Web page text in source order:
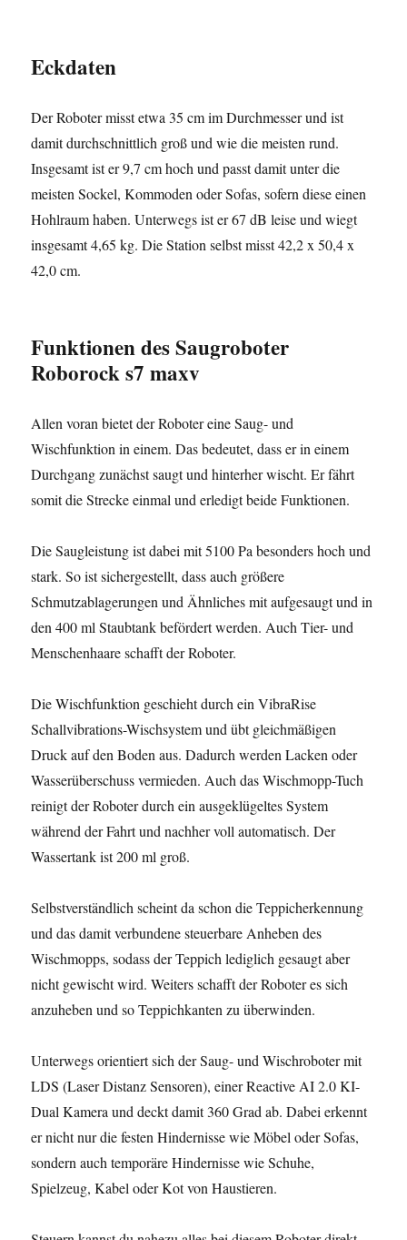
Eckdaten
Der Roboter misst etwa 35 cm im Durchmesser und ist
damit durchschnittlich groß und wie die meisten rund.
Insgesamt ist er 9,7 cm hoch und passt damit unter die
meisten Sockel, Kommoden oder Sofas, sofern diese einen
Hohlraum haben. Unterwegs ist er 67 dB leise und wiegt
insgesamt 4,65 kg. Die Station selbst misst 42,2 x 50,4 x
42,0 cm.
Funktionendes Saugroboter
Roborock s7 maxv
Allen voran bietet der Roboter eine Saug- und
Wischfunktion in einem. Das bedeutet, dass er in einem
Durchgang zunächst saugt und hinterher wischt. Er fährt
somit die Strecke einmal und erledigt beide Funktionen.
Die Saugleistung ist dabei mit 5100 Pa besonders hoch und
stark. So ist sichergestellt, dass auch größere
Schmutzablagerungen und Ähnliches mit aufgesaugt und in
den 400 ml Staubtank befördert werden. Auch Tier- und
Menschenhaare schafft der Roboter.
Die Wischfunktion geschieht durch ein VibraRise
Schallvibrations-Wischsystem und übt gleichmäßigen
Druck auf den Boden aus. Dadurch werden Lacken oder
Wasserüberschuss vermieden. Auch das Wischmopp-Tuch
reinigt der Roboter durch ein ausgeklügeltes System
während der Fahrt und nachher voll automatisch. Der
Wassertank ist 200 ml groß.
Selbstverständlich scheint da schon die Teppicherkennung
und das damit verbundene steuerbare Anheben des
Wischmopps, sodass der Teppich lediglich gesaugt aber
nicht gewischt wird. Weiters schafft der Roboter es sich
anzuheben und so Teppichkanten zu überwinden.
Unterwegs orientiert sich der Saug- und Wischroboter mit
LDS (Laser Distanz Sensoren), einer Reactive AI 2.0 KI-
Dual Kamera und deckt damit 360 Grad ab. Dabei erkennt
er nicht nur die festen Hindernisse wie Möbel oder Sofas,
sondern auch temporäre Hindernisse wie Schuhe,
Spielzeug, Kabel oder Kot von Haustieren.